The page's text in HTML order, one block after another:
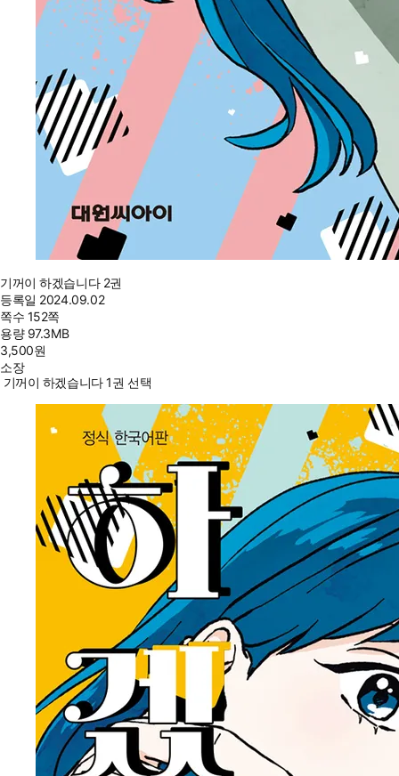
기꺼이 하겠습니다 2권
등록일 2024.09.02
쪽수 152쪽
용량 97.3MB
3,500원
소장
기꺼이 하겠습니다 1권 선택